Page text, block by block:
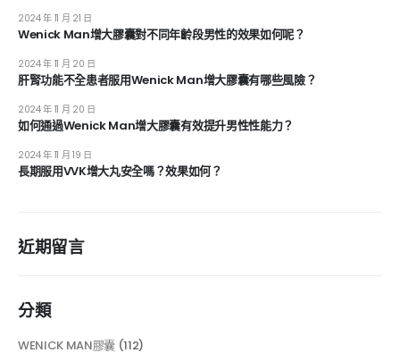
Wenick Man增大膠囊對不同年齡段男性的效果如何呢？
2024 年 11 月 21 日
肝腎功能不全患者服用Wenick Man增大膠囊有哪些風險？
2024 年 11 月 20 日
如何通過Wenick Man增大膠囊有效提升男性性能力？
2024 年 11 月 20 日
長期服用VVK增大丸安全嗎？效果如何？
2024 年 11 月 19 日
近期留言
分類
WENICK MAN膠囊 (112)